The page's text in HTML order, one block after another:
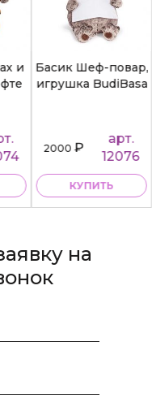
и
Басик Шеф-повар,
игрушка BudiBasa
2000₽
арт.
12076
КУПИТЬ
на